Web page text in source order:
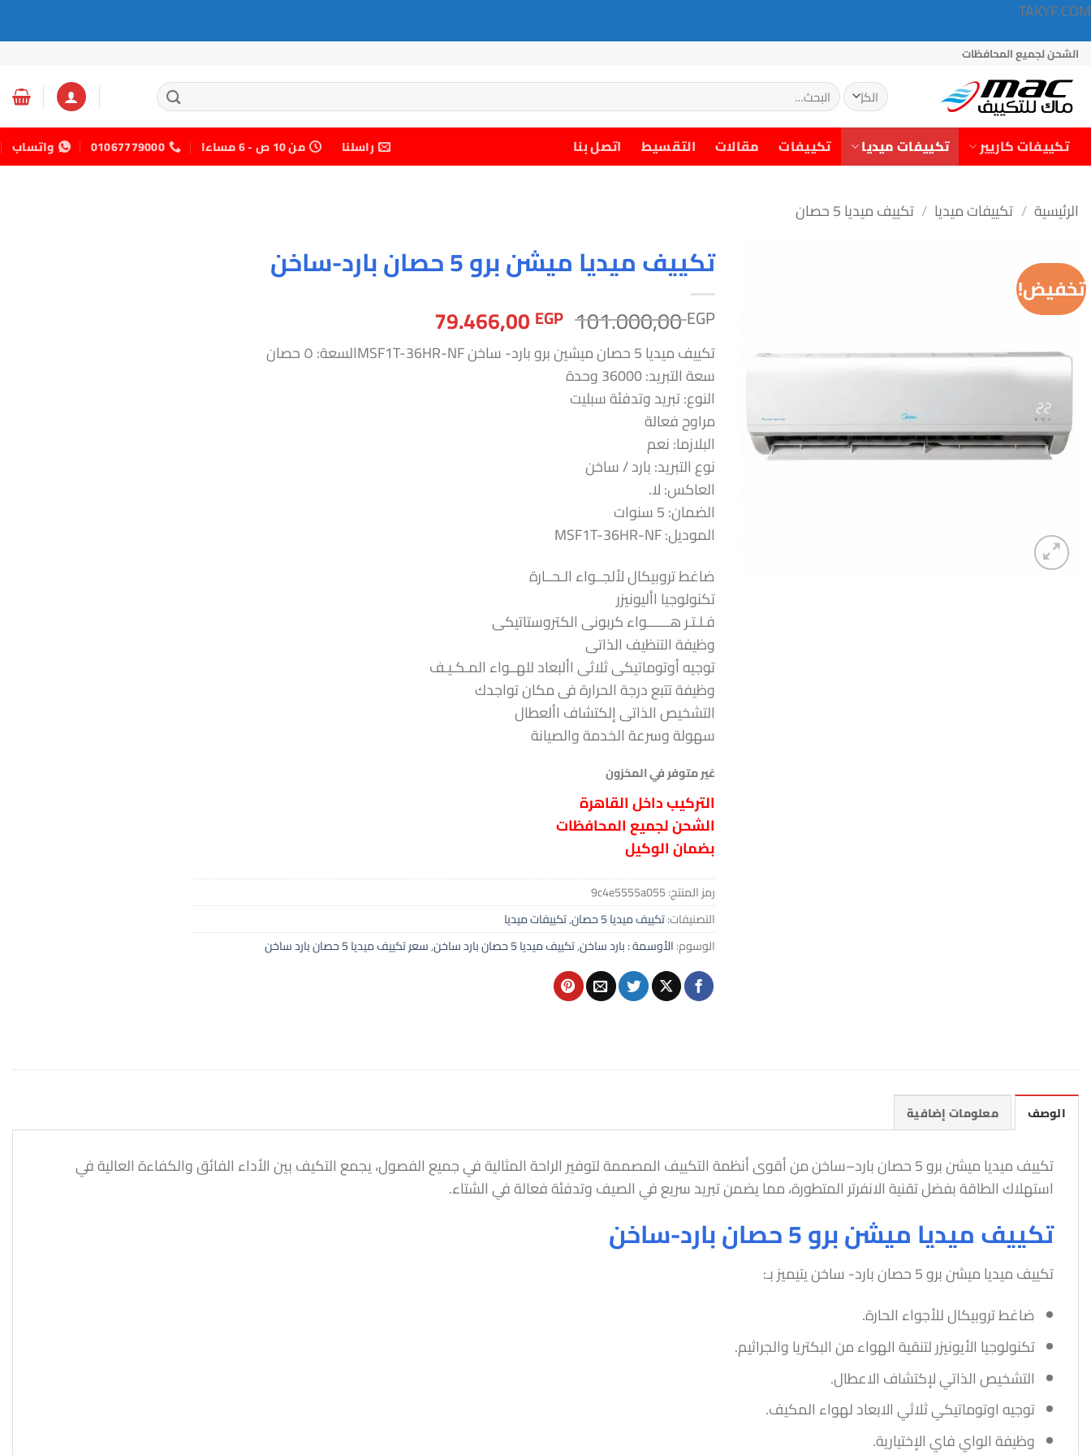
TAKYF.COM
تخطي
للمحتوى
الشحن لجميع المحافظات
البحث
عن:
تكييفات كاريير تكييفات ميديا تكييفات مقالات التقسيط اتصل بنا راسلنا من 10 ص - 6 مساءا 01067779000 واتساب
الرئيسية / تكييفات ميديا / تكييف ميديا 5 حصان
تخفيض!
تكييف ميديا ميشن برو 5 حصان بارد-ساخن
101.000,00EGP السعر
الأصلي
هو:
79.466,00 EGP السعر
الحالي
هو:
تكييف ميديا 5 حصان ميشين برو بارد- ساخن MSF1T-36HR-NFالسعة: ٥ حصان
سعة التبريد: 36000 وحدة
النوع: تبريد وتدفئة سبليت
مراوح فعالة
البلازما: نعم
نوع التبريد: بارد / ساخن
العاكس: لا.
الضمان: 5 سنوات
الموديل: MSF1T-36HR-NF
ضاغط تروبيكال لألجــواء الـحــارة
تكنولوجيا األيونيزر
فـلـتـر هـــــــواء كربونى الكتروستاتيكى
وظيفة التنظيف الذاتى
توجيه أوتوماتيكى ثلاثى األبعاد للهــواء المـكـيـف
وظيفة تتبع درجة الحرارة فى مكان تواجدك
التشخيص الذاتى إلكتشاف األعطال
سهولة وسرعة الخدمة والصيانة
غير متوفر في المخزون
التركيب داخل القاهرة
الشحن لجميع المحافظات
بضمان الوكيل
رمز المنتج:9c4e5555a055
التصنيفات:تكييف ميديا 5 حصان ,تكييفات ميديا
الوسوم:الأوسمة : بارد ساخن,تكييف ميديا 5 حصان بارد ساخن ,سعر تكييف ميديا 5 حصان بارد ساخن
الوصف معلومات إضافية
تكييف ميديا ميشن برو 5 حصان بارد–ساخن من أقوى أنظمة التكييف المصممة لتوفير الراحة المثالية في جميع الفصول، يجمع التكيف بين الأداء الفائق والكفاءة العالية في
استهلاك الطاقة بفضل تقنية الانفرتر المتطورة، مما يضمن تبريد سريع في الصيف وتدفئة فعالة في الشتاء.
تكييف ميديا ميشن برو 5 حصان بارد-ساخن
تكييف ميديا ميشن برو 5 حصان بارد- ساخن يتيميز بـ:
ضاغط تروبيكال للأجواء الحارة.
تكنولوجيا الأيونيزر لتنقية الهواء من البكتريا والجراثيم.
التشخيص الذاتي لإكتشاف الاعطال.
توجيه اوتوماتيكي ثلاثي الابعاد لهواء المكيف.
وظيفة الواي فاي الإختيارية.